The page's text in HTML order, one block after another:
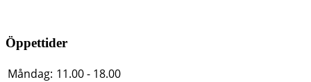
Öppettider
Måndag: 11.00 - 18.00